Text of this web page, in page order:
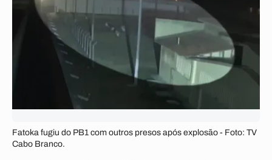
Fatoka fugiu do PB1 com outros presos após explosão - Foto: TV
Cabo Branco.